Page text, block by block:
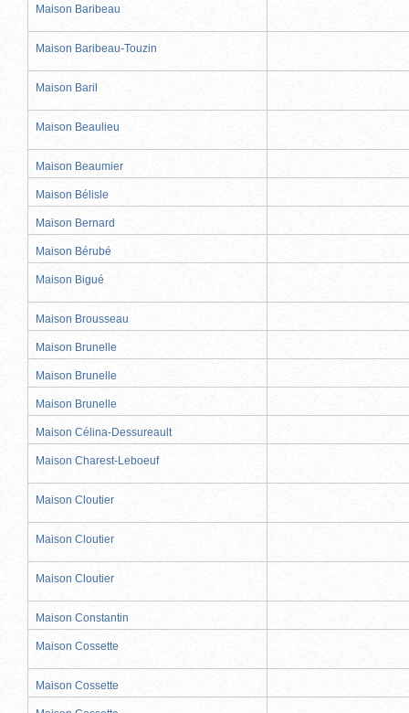
Maison Baribeau
Maison Baribeau-Touzin
Maison Baril
Maison Beaulieu
Maison Beaumier
Maison Bélisle
Maison Bernard
Maison Bérubé
Maison Bigué
Maison Brousseau
Maison Brunelle
Maison Brunelle
Maison Brunelle
Maison Célina-Dessureault
Maison Charest-Leboeuf
Maison Cloutier
Maison Cloutier
Maison Cloutier
Maison Constantin
Maison Cossette
Maison Cossette